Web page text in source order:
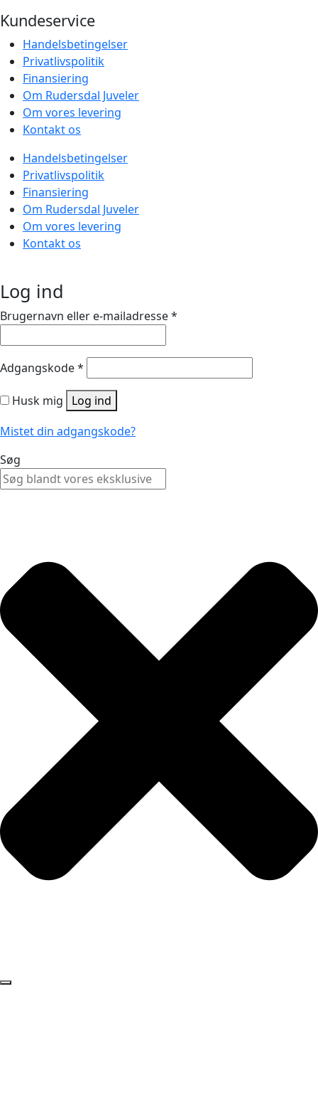
Kundeservice
Handelsbetingelser
Privatlivspolitik
Finansiering
Om Rudersdal Juveler
Om vores levering
Kontakt os
Handelsbetingelser
Privatlivspolitik
Finansiering
Om Rudersdal Juveler
Om vores levering
Kontakt os
Log ind
Brugernavn eller e-mailadresse*
Adgangskode*
Husk mig
Log ind
Mistet din adgangskode?
Søg